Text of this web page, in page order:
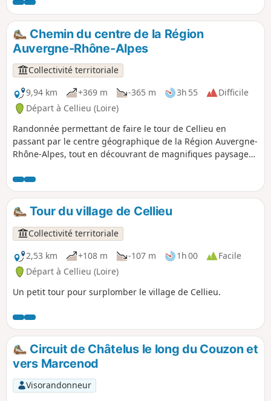
Chemin du centre de la Région
Auvergne-Rhône-Alpes
Collectivité territoriale
9,94 km
+369 m -365 m 3h 55
Difficile
Départ à Cellieu (Loire)
Randonnée permettant de faire le tour de Cellieu en
passant par le centre géographique de la Région Auvergne-
Rhône-Alpes, tout en découvrant de magnifiques paysages,
beaucoup de dénivelé, inaccessible aux poussettes.
Tour du village de Cellieu
Collectivité territoriale
2,53 km
+108 m -107 m 1h 00
Facile
Départ à Cellieu (Loire)
Un petit tour pour surplomber le village de Cellieu.
Circuit de Châtelus le long du Couzon et
vers Marcenod
Visorandonneur